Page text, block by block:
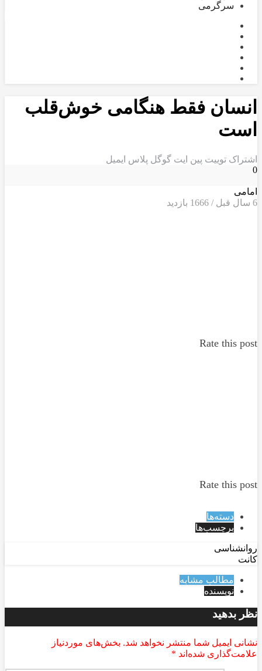
سرگرمی
انسان فقط هنگامی خوش‌قلب
است
اشتراک توییت پین ایت گوگل‌ پلاس ایمیل
0
امامی
6 سال قبل / 1666
بازدید
Rate this post
Rate this post
دسته‌ها
برچسب‌ها
روانشناسی
کانت
مطالب مشابه
نویسنده
نظر بدهید
نشانی ایمیل شما منتشر نخواهد شد. بخش‌های موردنیاز
علامت‌گذاری شده‌اند *